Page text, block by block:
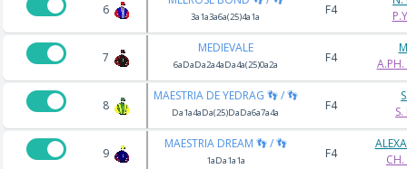
6 3a1a3a6a(25)4a1a F4
7
MEDIEVALE
6aDaDa2a4aDa4a(25)0a2a F4
A.PH.
8
MAESTRIA DE YEDRAG 👣 / 👣
Da1a4aDa(25)DaDa6a7a4a F4
9
MAESTRIA DREAM 👣 / 👣
1aDa1a1a F4
CH.